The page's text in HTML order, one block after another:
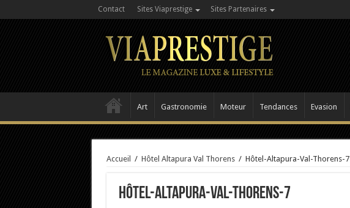
Contact Sites Viaprestige Sites Partenaires
Art Gastronomie Moteur Tendances Evasion
Accueil / Hôtel Altapura Val Thorens / Hôtel-Altapura-Val-Thorens-7
Hôtel-Altapura-Val-Thorens-7